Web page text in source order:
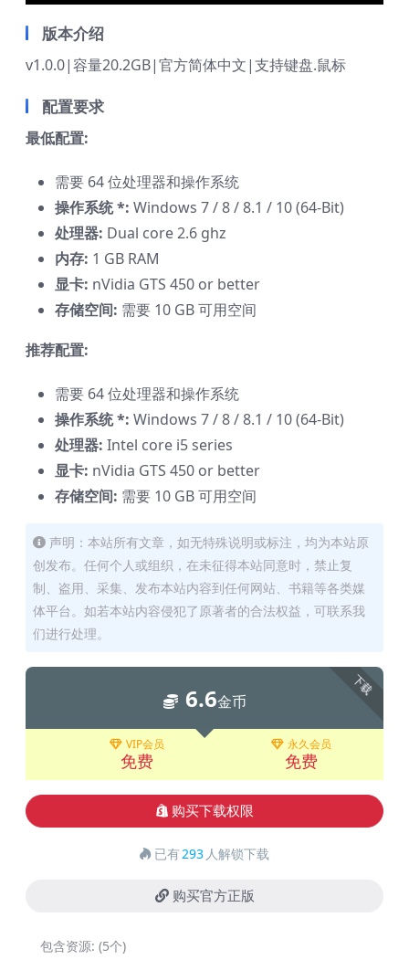
版本介绍
v1.0.0|容量20.2GB|官方简体中文|支持键盘.鼠标
配置要求
最低配置:
需要 64 位处理器和操作系统
操作系统 *: Windows 7 / 8 / 8.1 / 10 (64-Bit)
处理器: Dual core 2.6 ghz
内存: 1 GB RAM
显卡: nVidia GTS 450 or better
存储空间: 需要 10 GB 可用空间
推荐配置:
需要 64 位处理器和操作系统
操作系统 *: Windows 7 / 8 / 8.1 / 10 (64-Bit)
处理器: Intel core i5 series
显卡: nVidia GTS 450 or better
存储空间: 需要 10 GB 可用空间
声明：本站所有文章，如无特殊说明或标注，均为本站原
创发布。任何个人或组织，在未征得本站同意时，禁止复
制、盗用、采集、发布本站内容到任何网站、书籍等各类媒
体平台。如若本站内容侵犯了原著者的合法权益，可联系我
们进行处理。
下载
6.6金币
VIP会员
免费
永久会员
免费
购买下载权限
已有293 人解锁下载
购买官方正版
包含资源: (5个)